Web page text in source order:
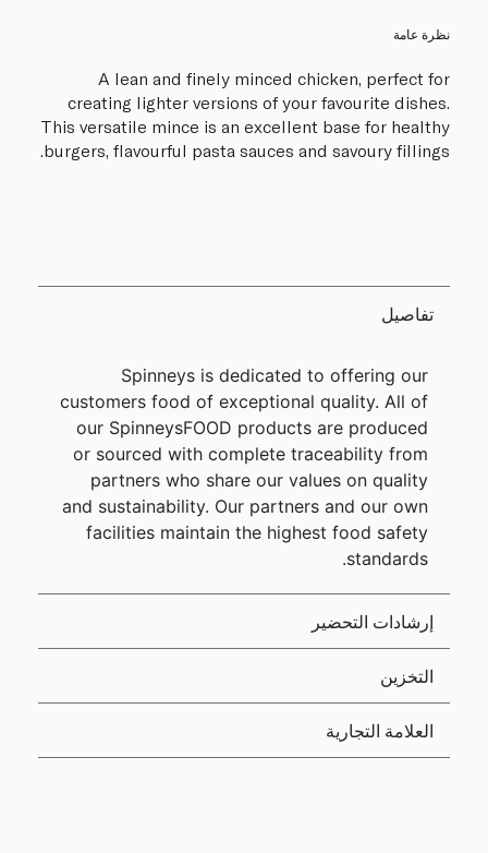
نظرة عامة
A lean and finely minced chicken, perfect for
creating lighter versions of your favourite dishes.
This versatile mince is an excellent base for healthy
burgers, flavourful pasta sauces and savoury fillings.
تفاصيل
Spinneys is dedicated to offering our
customers food of exceptional quality. All of
our SpinneysFOOD products are produced
or sourced with complete traceability from
partners who share our values on quality
and sustainability. Our partners and our own
facilities maintain the highest food safety
standards.
إرشادات التحضير
التخزين
العلامة التجارية